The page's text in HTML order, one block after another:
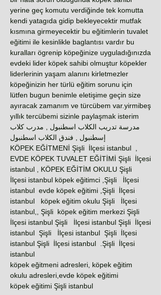
yerine geç komutu verdiğinde tek komutta
kendi yatagıda gidip bekleyecektir mutfak
kısmına girmeyecektir bu eğitimlerin tuvalet
eğitimi ile kesinlikle baglantısı vardır bu
kuralları ögrenip köpeğinize uyguladığınızda
evdeki lider köpek sahibi olmuştur köpekler
liderlerinin yaşam alanını kirletmezler
köpeğinizin her türlü eğitim sorunu için
lütfen bugun benimle eletişime geçin size
ayıracak zamanım ve türcübem var.yirmibeş
yıllık tercübemi sizinle paylaşmak isterim
مدرسة تدريب الكلاب اسطنبول , مدرب كلاب
إسطنبول , فندق الكلاب اسطنبول
KÖPEK EĞİTMENİ Şişli İlçesi istanbul ,
EVDE KÖPEK TUVALET EĞİTİMİ Şişli İlçesi
istanbul , KÖPEK EĞİTİM OKULU Şişli
İlçesi istanbul köpek eğitimci ,Şişli İlçesi
istanbul evde köpek eğitimi ,Şişli İlçesi
istanbul köpek eğitim okulu Şişli İlçesi
istanbul,, Şişli köpek eğitim merkezi Şişli
İlçesi istanbul Şişli İlçesi istanbul Şişli İlçesi
istanbul Şişli İlçesi istanbul Şişli İlçesi
istanbul Şişli İlçesi istanbul .Şişli İlçesi
istanbul
köpek eğitmeni adresleri, köpek eğitim
okulu adresleri,evde köpek eğitimi
köpek eğitimi Şişli istanbul